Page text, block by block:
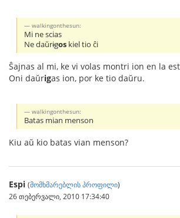
walkingonthesun:
Mi ne scias
Ne daŭrigos kiel tio ĉi
Ŝajnas al mi, ke vi volas montri ion en la
Oni daŭrigas ion, por ke tio daŭru.
walkingonthesun:
Batas mian menson
Kiu aŭ kio batas vian menson?
Espi (მომხმარებლის პროფილი)
26 თებერვალი, 2010 17:34:40